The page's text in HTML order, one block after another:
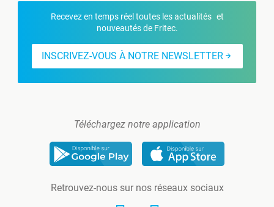
Recevez en temps réel toutes les actualités et
nouveautés de Fritec.
INSCRIVEZ-VOUS À NOTRE NEWSLETTER
Téléchargez notre application
Retrouvez-nous sur nos réseaux sociaux